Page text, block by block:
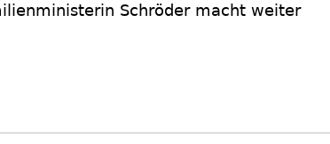
Schröder macht weiter